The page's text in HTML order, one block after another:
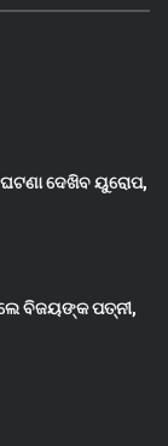
ଘଟଣା ଦେଖିବ ୟୁରୋପ,
ବିଜୟଙ୍କ ପତ୍ନୀ,